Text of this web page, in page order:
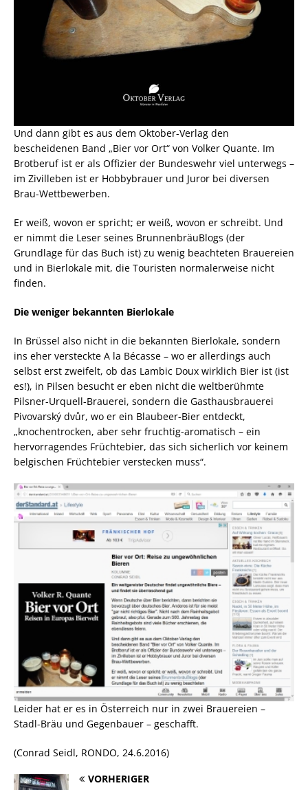
Und dann gibt es aus dem Oktober-Verlag den
bescheidenen Band „Bier vor Ort“ von Volker Quante. Im
Brotberuf ist er als Offizier der Bundeswehr viel unterwegs –
im Zivilleben ist er Hobbybrauer und Juror bei diversen
Brau-Wettbewerben.
Er weiß, wovon er spricht; er weiß, wovon er schreibt. Und
er nimmt die Leser seines BrunnenbräuBlogs (der
Grundlage für das Buch ist) zu wenig beachteten Brauereien
und in Bierlokale mit, die Touristen normalerweise nicht
finden.
Die weniger bekannten Bierlokale
In Brüssel also nicht in die bekannten Bierlokale, sondern
ins eher versteckte A la Bécasse – wo er allerdings auch
selbst erst zweifelt, ob das Lambic Doux wirklich Bier ist (ist
es!), in Pilsen besucht er eben nicht die weltberühmte
Pilsner-Urquell-Brauerei, sondern die Gasthausbrauerei
Pivovarský dvůr, wo er ein Blaubeer-Bier entdeckt,
„knochentrocken, aber sehr fruchtig-aromatisch – ein
hervorragendes Früchtebier, das sich sicherlich vor keinem
belgischen Früchtebier verstecken muss“.
Leider hat er es in Österreich nur in zwei Brauereien –
Stadl-Bräu und Gegenbauer – geschafft.
(Conrad Seidl, RONDO, 24.6.2016)
VORHERIGER